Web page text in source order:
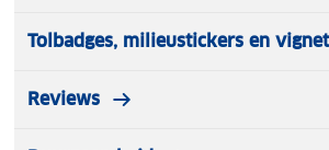
Tolbadges, milieustickers en
Reviews